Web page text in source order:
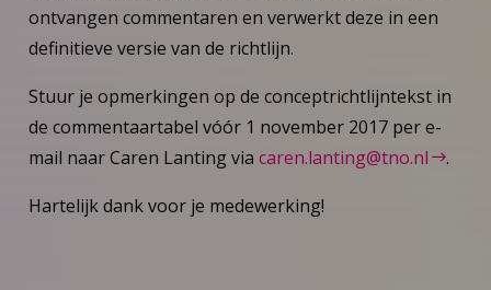
ontvangen commentaren en verwerkt deze in een
definitieve versie van de richtlijn.
Stuur je opmerkingen op de conceptrichtlijntekst in
de commentaartabel vóór 1 november 2017 per e-
mail naar Caren Lanting via caren.lanting@tno.nl
.
Hartelijk dank voor je medewerking!